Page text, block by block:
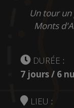
Un tour
Monts
DURÉE :
7 jours / 6
LIEU :